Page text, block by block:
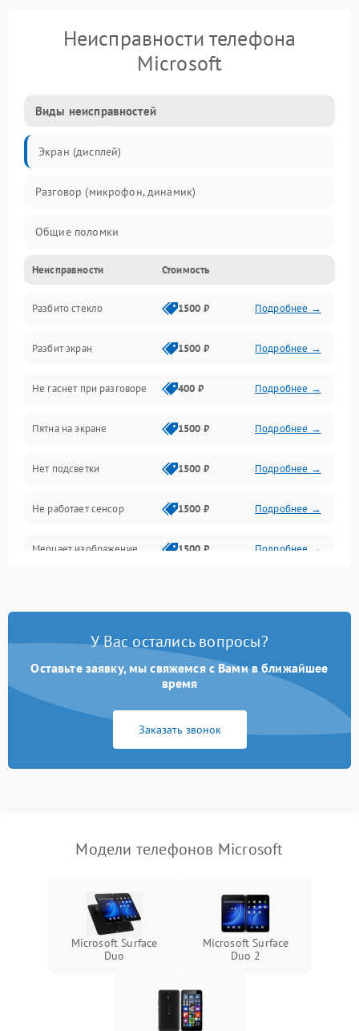
Неисправности телефона
Microsoft
Виды неисправностей
Экран (дисплей)
Разговор (микрофон, динамик)
Общие поломки
Проблемы связи
Камеры
Проблемы с дисплеем и сенсором
Зарядка
Проблемы с питанием, зарядкой и аккумулятором
Проблемы с работой системы, корпусом и другие
Неисправности Стоимость
Разбито стекло 1500 ₽ Подробнее →
Разбит экран 1500 ₽ Подробнее →
Не гаснет при разговоре 400 ₽ Подробнее →
Пятна на экране 1500 ₽ Подробнее →
Нет подсветки 1500 ₽ Подробнее →
Не работает сенсор 1500 ₽ Подробнее →
Мерцает изображение 1500 ₽ Подробнее →
У Вас остались вопросы?
Оставьте заявку, мы свяжемся с Вами в ближайшее
время
Заказать звонок
Модели телефонов Microsoft
Microsoft Surface
Duo
Microsoft Surface
Duo 2